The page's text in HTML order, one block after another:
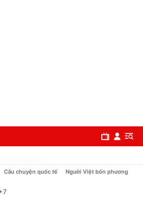
Câu chuyện quốc tế Người Việt bốn phương